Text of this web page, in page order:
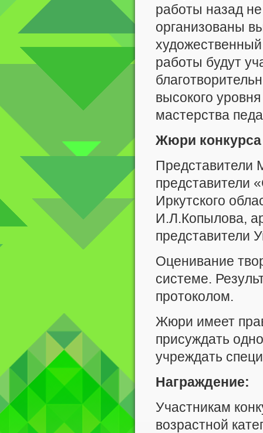
работы назад
организованы
работы будут
высокого
мастерства
Жюри конкурса
Представители
представители
Иркутского
И.Л.Копылова,
представители
Оценивание
системе.
протоколом.
Жюри имеет
присуждать
учреждать
Награждение:
Участникам
возрастной